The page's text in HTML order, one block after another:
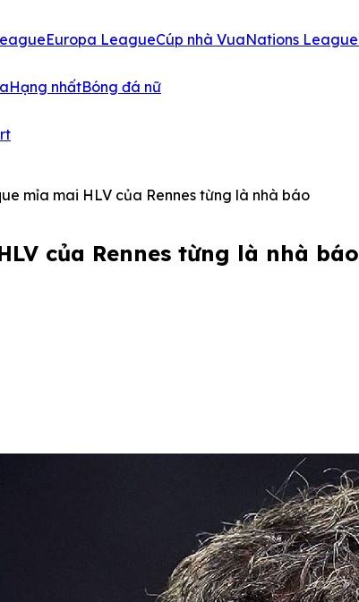
Europa LeagueCúp nhà VuaNations League
Hạng nhấtBóng đá nữ
mỉa mai HLV của Rennes từng là nhà báo
của Rennes từng là nhà báo